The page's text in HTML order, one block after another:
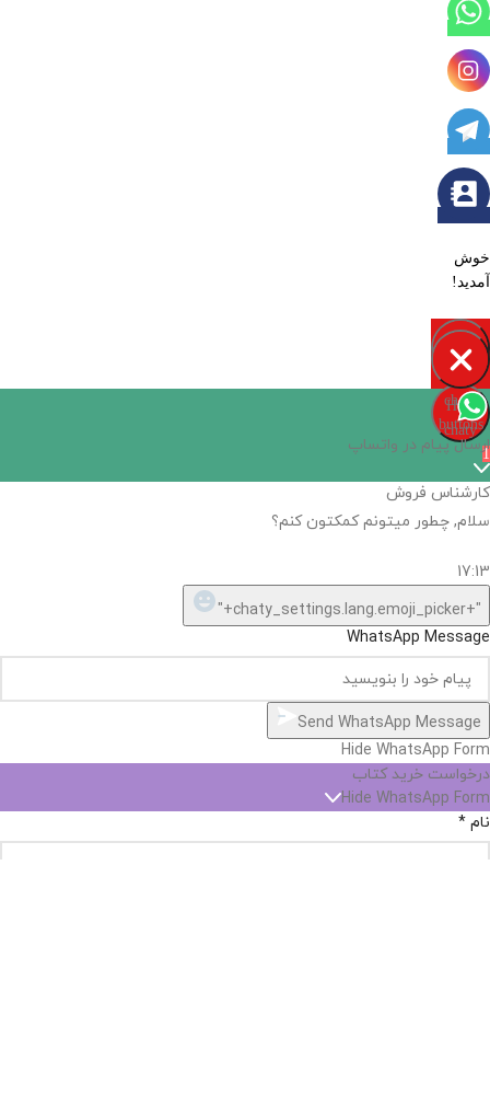
خوش
آمدید!
Open
chaty
chaty
buttons
1
Hide
chaty
ارسال پیام در واتساپ
کارشناس فروش
سلام, چطور میتونم کمکتون کنم؟
17:13
"+chaty_settings.lang.emoji_picker+"
WhatsApp Message
Send WhatsApp Message
Hide WhatsApp Form
درخواست خرید کتاب
Hide WhatsApp Form
نام *